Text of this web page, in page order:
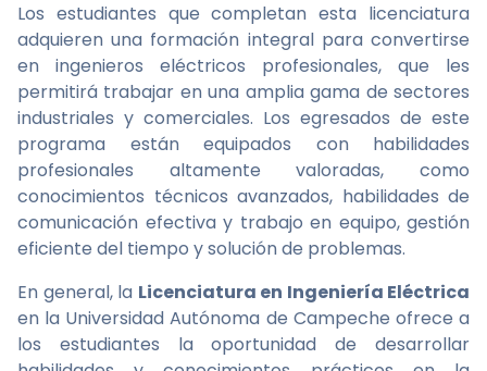
Los estudiantes que completan esta licenciatura
adquieren una formación integral para convertirse
en ingenieros eléctricos profesionales, que les
permitirá trabajar en una amplia gama de sectores
industriales y comerciales. Los egresados ​​de este
programa están equipados con habilidades
profesionales altamente valoradas, como
conocimientos técnicos avanzados, habilidades de
comunicación efectiva y trabajo en equipo, gestión
eficiente del tiempo y solución de problemas.
En general, la Licenciatura en Ingeniería Eléctrica
en la Universidad Autónoma de Campeche ofrece a
los estudiantes la oportunidad de desarrollar